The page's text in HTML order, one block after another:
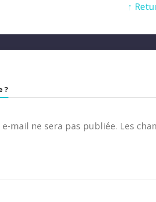
↑
?
mail ne sera pas publiée. Les